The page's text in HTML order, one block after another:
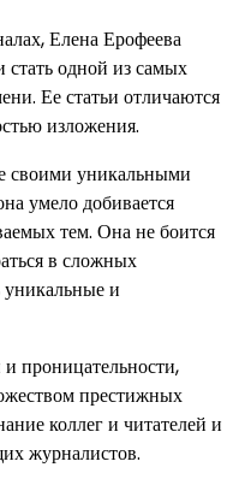
Елена Ерофеева
стать одной из самых
Ее статьи отличаются
изложения.
своими уникальными
умело добивается
тем. Она не боится
в сложных
уникальные и
проницательности,
престижных
коллег и читателей и
журналистов.